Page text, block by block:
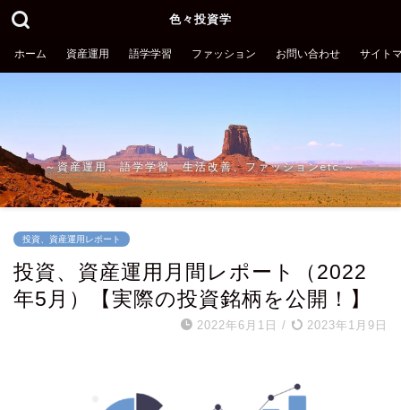
色々投資学
ホーム 資産運用 語学学習 ファッション お問い合わせ サイト
～資産運用、語学学習、生活改善、ファッションetc.～
投資、資産運用レポート
投資、資産運用月間レポート（2022
年5月）【実際の投資銘柄を公開！】
2022年6月1日 / 2023年1月9日